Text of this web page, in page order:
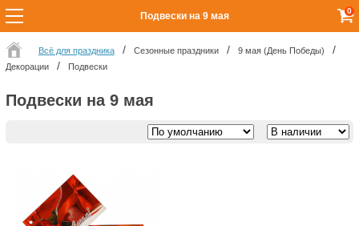
Всё для праздника Сезонные праздники
9 мая (День Победы)
Декорации
Подвески
Подвески на 9 мая
Подвески на 9 мая 0